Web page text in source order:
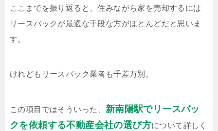
ここまでを振り返ると、住みながら家を売却するには
リースバックが最適な手段な方がほとんどだと思いま
す。
けれどもリースバック業者も千差万別。
この項目ではそういった、 新南陽駅でリースバッ
クを依頼する不動産会社の選び方について詳しく